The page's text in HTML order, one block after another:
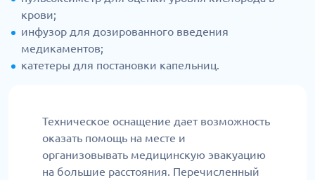
крови;
инфузор для дозированного введения
медикаментов;
катетеры для постановки капельниц.
Техническое оснащение дает возможность
оказать помощь на месте и
организовывать медицинскую эвакуацию
на большие расстояния. Перечисленный